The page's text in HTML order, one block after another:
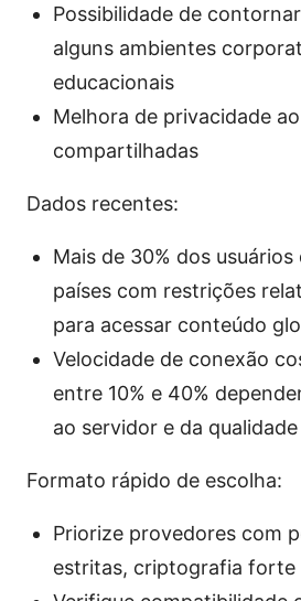
Possibilidade de
alguns ambientes
educacionais
Melhora de privacidade
compartilhadas
Dados recentes:
Mais de 30% dos
países com restrições
para acessar conteúdo
Velocidade de conexão
entre 10% e 40%
ao servidor e da qualidade
Formato rápido de escolha:
Priorize provedores com
estritas, criptografia forte